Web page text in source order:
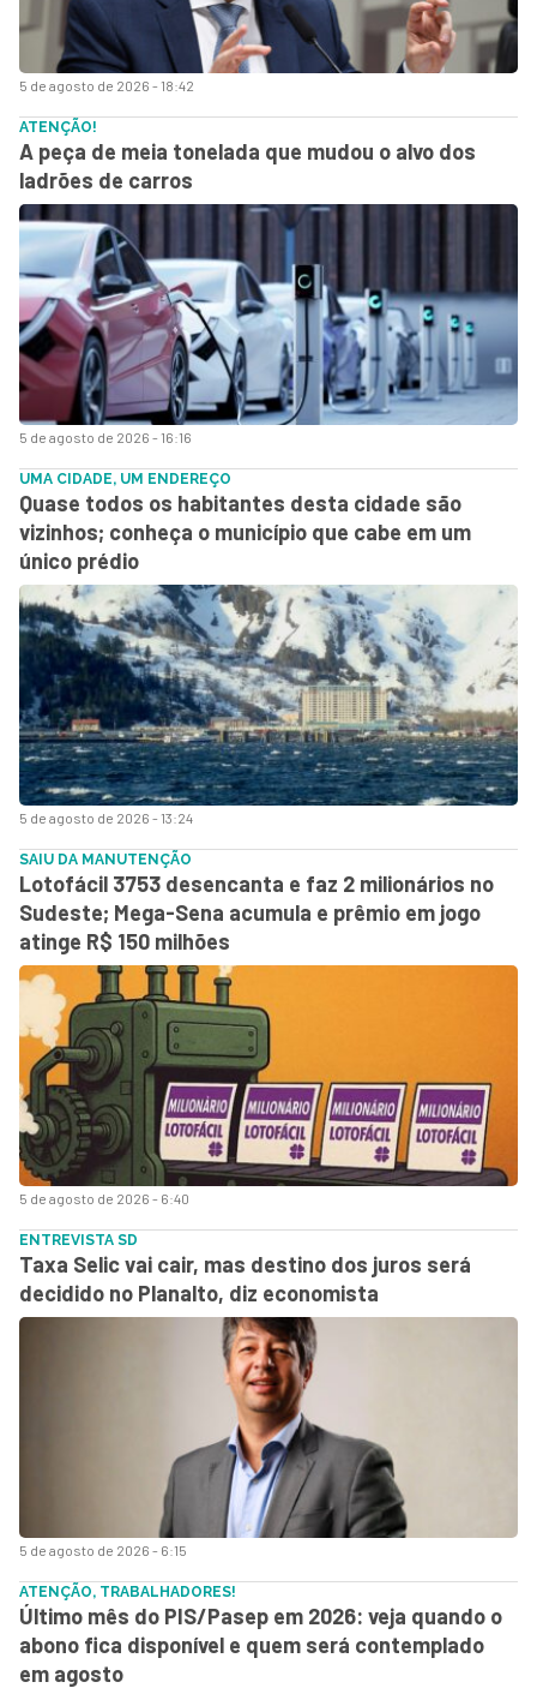
5 de agosto de 2026 - 18:42
5 de agosto de 2026 - 16:16
ATENÇÃO!
A peça de meia tonelada que mudou o alvo dos
ladrões de carros
5 de agosto de 2026 - 13:24
UMA CIDADE, UM ENDEREÇO
Quase todos os habitantes desta cidade são
vizinhos; conheça o município que cabe em um
único prédio
5 de agosto de 2026 - 6:40
SAIU DA MANUTENÇÃO
Lotofácil 3753 desencanta e faz 2 milionários no
Sudeste; Mega-Sena acumula e prêmio em jogo
atinge R$ 150 milhões
5 de agosto de 2026 - 6:15
ENTREVISTA SD
Taxa Selic vai cair, mas destino dos juros será
decidido no Planalto, diz economista
ATENÇÃO, TRABALHADORES!
Último mês do PIS/Pasep em 2026: veja quando o
abono fica disponível e quem será contemplado
em agosto